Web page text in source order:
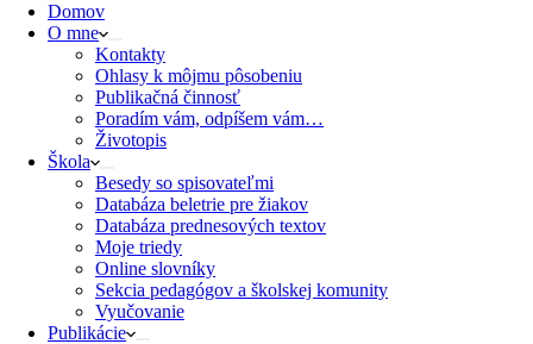
Domov
O mne
Kontakty
Ohlasy k môjmu pôsobeniu
Publikačná činnosť
Poradím vám, odpíšem vám…
Životopis
Škola
Besedy so spisovateľmi
Databáza beletrie pre žiakov
Databáza prednesových textov
Moje triedy
Online slovníky
Sekcia pedagógov a školskej komunity
Vyučovanie
Publikácie